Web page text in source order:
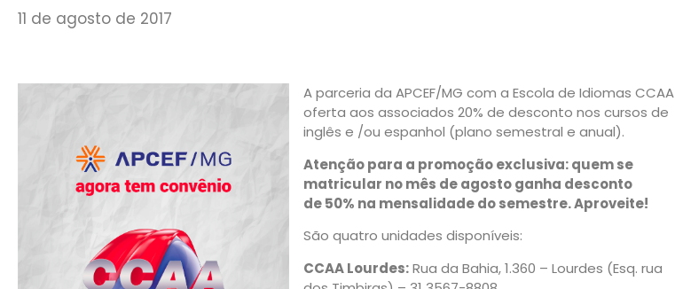
11 de agosto de 2017
A parceria da APCEF/MG com a Escola de Idiomas CCAA
oferta aos associados 20% de desconto nos cursos de
inglês e /ou espanhol (plano semestral e anual).
Atenção para a promoção exclusiva: quem se
matricular no mês de agosto ganha desconto
de 50% na mensalidade do semestre. Aproveite!
São quatro unidades disponíveis:
CCAA Lourdes:Rua da Bahia, 1.360 – Lourdes (Esq. rua